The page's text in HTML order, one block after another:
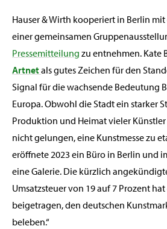
Hauser & Wirth kooperiert in Berlin
einer gemeinsamen
Pressemitteilung zu entnehmen. Kate
Artnetals gutes Zeichen für den
Signal für die wachsende Bedeutung
Europa. Obwohl die Stadt ein starker
Produktion und Heimat vieler Künstler
nicht gelungen, eine Kunstmesse zu
eröffnete 2023 ein Büro in Berlin und
eine Galerie. Die kürzlich
Umsatzsteuer von 19 auf 7 Prozent
beigetragen, den deutschen
beleben.“